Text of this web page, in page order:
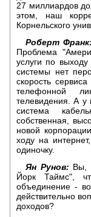
27 миллиардов
этом, наш
Корнельского
Роберт
Проблема
услуги по
системы нет
скорость
телефонной
телевидения. А у
система
собственная,
новой
ходу на
одиночку.
Ян Рунов: Вы,
Йорк Таймс",
объединение -
действительно
доходов?